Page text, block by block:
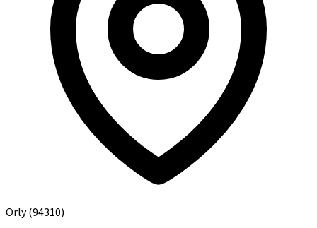
Orly(94310)